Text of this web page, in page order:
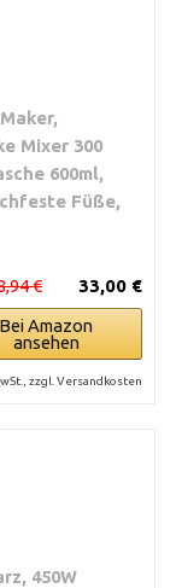
Mixer 300
600ml,
Füße,
33,00 €
€
Bei Amazon
ansehen
zzgl. Versandkosten
450W